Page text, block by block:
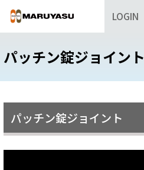
LOGIN
パッチン錠ジョイント
パッチン錠ジョイント